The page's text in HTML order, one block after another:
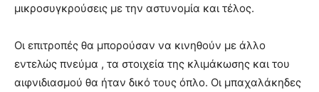
μικροσυγκρούσεις με την αστυνομία και τέλος.
Οι επιτροπές θα μπορούσαν να κινηθούν με άλλο
εντελώς πνεύμα , τα στοιχεία της κλιμάκωσης και του
αιφνιδιασμού θα ήταν δικό τους όπλο. Οι μπαχαλάκηδες